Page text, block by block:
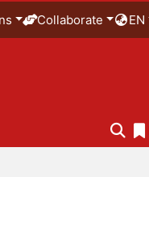
Collaborate EN